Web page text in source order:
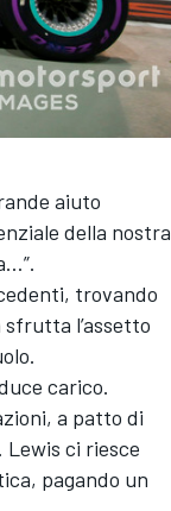
aiuto
della nostra
trovando
l’assetto
carico.
a patto di
ci riesce
pagando un